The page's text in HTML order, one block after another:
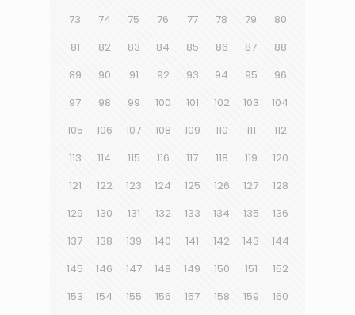
73
74 75 76 77 78 79
80
81
82 83 84 85 86 87
88
89
90 91 92 93 94 95
96
97
98 99 100 101 102 103
104
105
106 107 108 109 110 111
112
113
114 115 116 117 118 119
120
121
122 123 124 125 126 127
128
129
130 131 132 133 134 135
136
137
138 139 140 141 142 143
144
145
146 147 148 149 150 151
152
153
154 155 156 157 158 159
160